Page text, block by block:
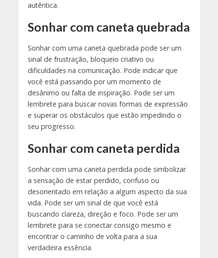
autêntica.
Sonhar com caneta quebrada
Sonhar com uma caneta quebrada pode ser um
sinal de frustração, bloqueio criativo ou
dificuldades na comunicação. Pode indicar que
você está passando por um momento de
desânimo ou falta de inspiração. Pode ser um
lembrete para buscar novas formas de expressão
e superar os obstáculos que estão impedindo o
seu progresso.
Sonhar com caneta perdida
Sonhar com uma caneta perdida pode simbolizar
a sensação de estar perdido, confuso ou
desorientado em relação a algum aspecto da sua
vida. Pode ser um sinal de que você está
buscando clareza, direção e foco. Pode ser um
lembrete para se conectar consigo mesmo e
encontrar o caminho de volta para a sua
verdadeira essência.